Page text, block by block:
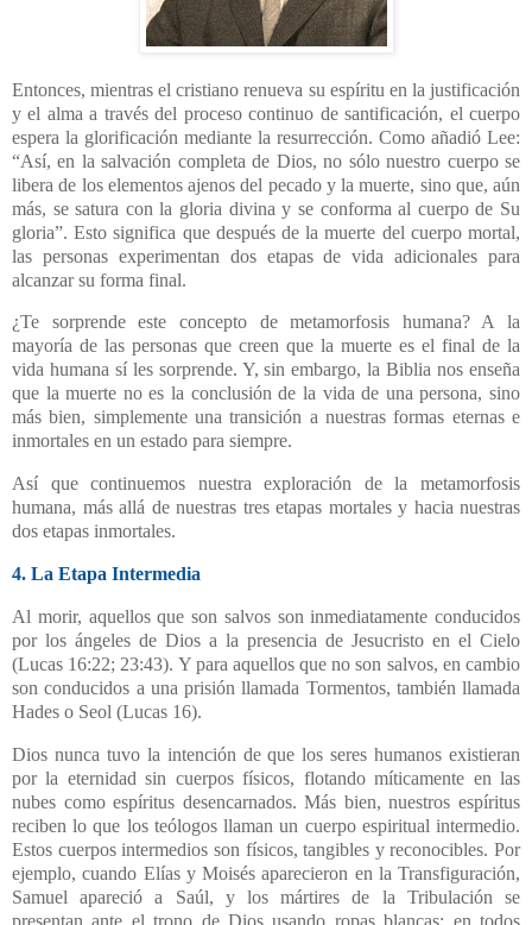
Entonces, mientras el cristiano renueva su espíritu en la justificación
y el alma a través del proceso continuo de santificación, el cuerpo
espera la glorificación mediante la resurrección. Como añadió Lee:
“Así, en la salvación completa de Dios, no sólo nuestro cuerpo se
libera de los elementos ajenos del pecado y la muerte, sino que, aún
más, se satura con la gloria divina y se conforma al cuerpo de Su
gloria”. Esto significa que después de la muerte del cuerpo mortal,
las personas experimentan dos etapas de vida adicionales para
alcanzar su forma final.
¿Te sorprende este concepto de metamorfosis humana? A la
mayoría de las personas que creen que la muerte es el final de la
vida humana sí les sorprende. Y, sin embargo, la Biblia nos enseña
que la muerte no es la conclusión de la vida de una persona, sino
más bien, simplemente una transición a nuestras formas eternas e
inmortales en un estado para siempre.
Así que continuemos nuestra exploración de la metamorfosis
humana, más allá de nuestras tres etapas mortales y hacia nuestras
dos etapas inmortales.
4. La Etapa Intermedia
Al morir, aquellos que son salvos son inmediatamente conducidos
por los ángeles de Dios a la presencia de Jesucristo en el Cielo
(Lucas 16:22; 23:43). Y para aquellos que no son salvos, en cambio
son conducidos a una prisión llamada Tormentos, también llamada
Hades o Seol (Lucas 16).
Dios nunca tuvo la intención de que los seres humanos existieran
por la eternidad sin cuerpos físicos, flotando míticamente en las
nubes como espíritus desencarnados. Más bien, nuestros espíritus
reciben lo que los teólogos llaman un cuerpo espiritual intermedio.
Estos cuerpos intermedios son físicos, tangibles y reconocibles. Por
ejemplo, cuando Elías y Moisés aparecieron en la Transfiguración,
Samuel apareció a Saúl, y los mártires de la Tribulación se
presentan ante el trono de Dios usando ropas blancas; en todos